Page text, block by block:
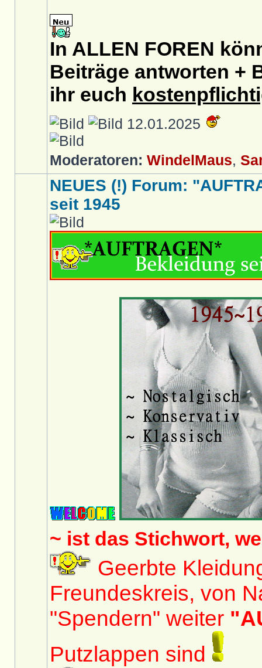
In ALLEN FOREN
Beiträge antworten +
ihr euch
12.01.2025
Moderatoren: WindelMaus,
NEUES (!) Forum:
seit 1945
~ ist das Stichwort,
Geerbte
Freundeskreis, von
"Spendern" weiter
Putzlappen sind